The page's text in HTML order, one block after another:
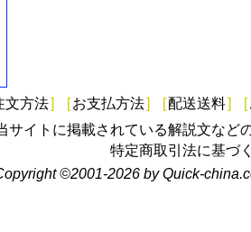
文方法] [お支払方法] [配送送料] [
サイトに掲載されている解説文など
特定商取引法に基づ
©2001-2026 by Quick-